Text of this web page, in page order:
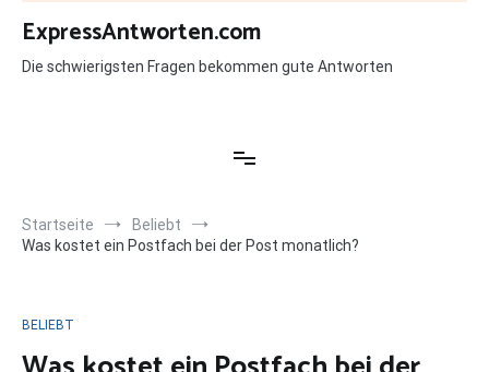
Zum
Inhalt
springen
ExpressAntworten.com
Die schwierigsten Fragen bekommen gute Antworten
Startseite
Beliebt
Was kostet ein Postfach bei der Post monatlich?
BELIEBT